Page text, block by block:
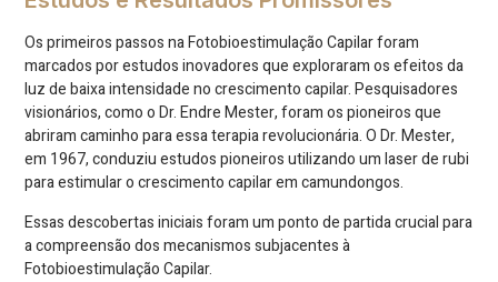
Os primeiros passos na Fotobioestimulação Capilar foram
marcados por estudos inovadores que exploraram os efeitos da
luz de baixa intensidade no crescimento capilar. Pesquisadores
visionários, como o Dr. Endre Mester, foram os pioneiros que
abriram caminho para essa terapia revolucionária. O Dr. Mester,
em 1967, conduziu estudos pioneiros utilizando um laser de rubi
para estimular o crescimento capilar em camundongos.
Essas descobertas iniciais foram um ponto de partida crucial para
a compreensão dos mecanismos subjacentes à
Fotobioestimulação Capilar.